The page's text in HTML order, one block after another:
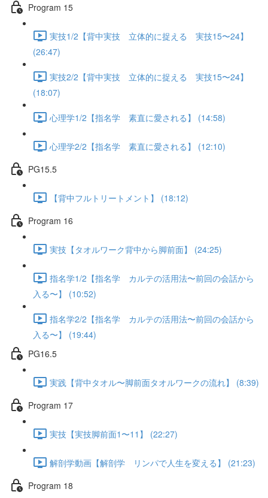
Program 15
実技1/2【背中実技 立体的に捉える 実技15〜24】
(26:47)
実技2/2【背中実技 立体的に捉える 実技15〜24】
(18:07)
心理学1/2【指名学 素直に愛される】 (14:58)
心理学2/2【指名学 素直に愛される】 (12:10)
PG15.5
【背中フルトリートメント】 (18:12)
Program 16
実技【タオルワーク背中から脚前面】 (24:25)
指名学1/2【指名学 カルテの活用法〜前回の会話から
入る〜】 (10:52)
指名学2/2【指名学 カルテの活用法〜前回の会話から
入る〜】 (19:44)
PG16.5
実践【背中タオル〜脚前面タオルワークの流れ】 (8:39)
Program 17
実技【実技脚前面1〜11】 (22:27)
解剖学動画【解剖学 リンパで人生を変える】 (21:23)
Program 18